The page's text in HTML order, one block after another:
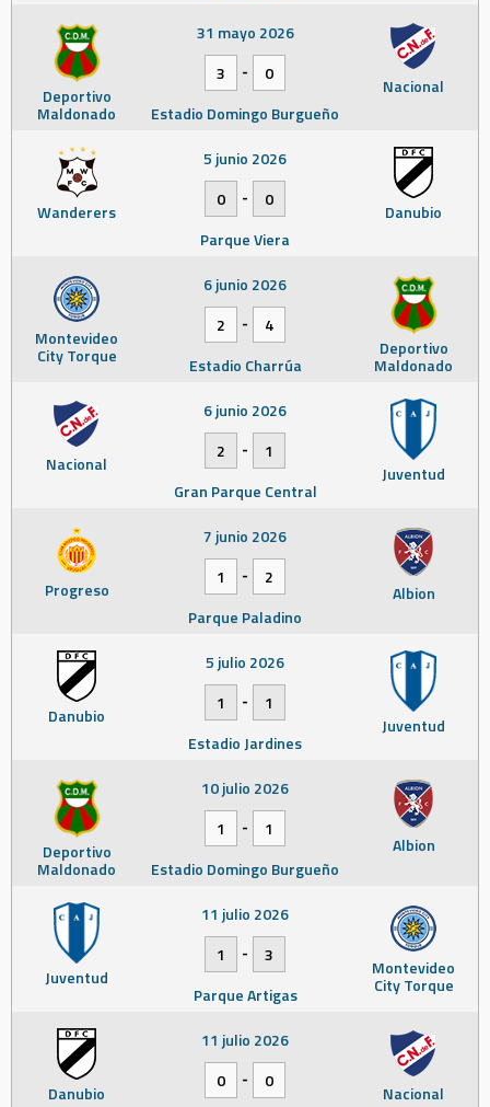
Deportivo
Maldonado
Nacional
31 mayo 2026
3
-
0
Estadio Domingo Burgueño
Wanderers Danubio
5 junio 2026
0
-
0
Parque Viera
Montevideo
City Torque Deportivo
Maldonado
6 junio 2026
2
-
4
Estadio Charrúa
Nacional Juventud
6 junio 2026
2
-
1
Gran Parque Central
Progreso Albion
7 junio 2026
1
-
2
Parque Paladino
Danubio Juventud
5 julio 2026
1
-
1
Estadio Jardines
Deportivo
Maldonado
Albion
10 julio 2026
1
-
1
Estadio Domingo Burgueño
Juventud Montevideo
City Torque
11 julio 2026
1
-
3
Parque Artigas
Danubio Nacional
11 julio 2026
0
-
0